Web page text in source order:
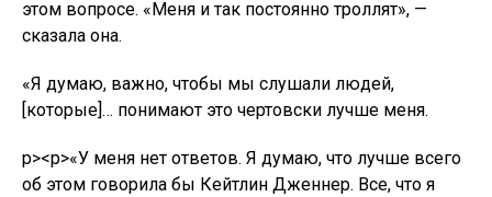
этом вопросе. «Меня и так постоянно троллят», —
сказала она.
«Я думаю, важно, чтобы мы слушали людей,
[которые]… понимают это чертовски лучше меня.
р><р>«У меня нет ответов. Я думаю, что лучше всего
об этом говорила бы Кейтлин Дженнер. Все, что я